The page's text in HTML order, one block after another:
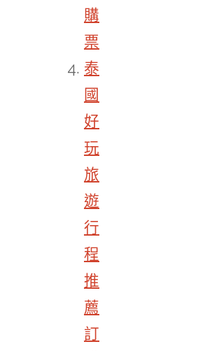
購
票
泰
國
好
玩
旅
遊
行
程
推
薦
訂